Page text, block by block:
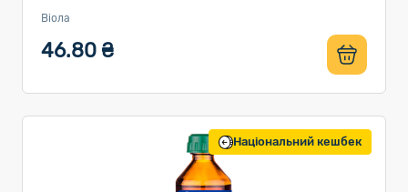
Віола
46.80 ₴
Національний кешбек